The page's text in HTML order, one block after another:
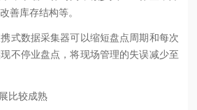
善库存结构等。
数据采集器可以缩短盘点周期和每次
不停业盘点，将现场管理的失误减少至
比较成熟